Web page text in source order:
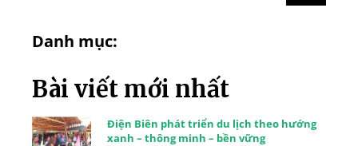
Danh mục:
Bài viết mới nhất
Điện Biên phát triển du lịch theo hướng
xanh – thông minh – bền vững